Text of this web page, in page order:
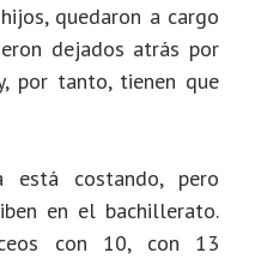
quedaron a cargo
dejados atrás por
por tanto, tienen que
está costando, pero
en el bachillerato.
con 10, con 13